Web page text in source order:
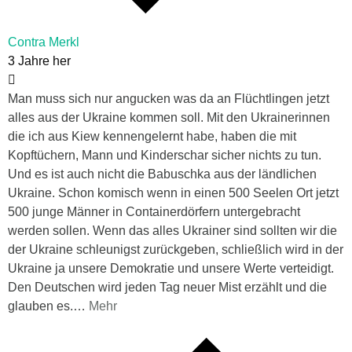
Contra Merkl
3 Jahre her
Man muss sich nur angucken was da an Flüchtlingen jetzt
alles aus der Ukraine kommen soll. Mit den Ukrainerinnen
die ich aus Kiew kennengelernt habe, haben die mit
Kopftüchern, Mann und Kinderschar sicher nichts zu tun.
Und es ist auch nicht die Babuschka aus der ländlichen
Ukraine. Schon komisch wenn in einen 500 Seelen Ort jetzt
500 junge Männer in Containerdörfern untergebracht
werden sollen. Wenn das alles Ukrainer sind sollten wir die
der Ukraine schleunigst zurückgeben, schließlich wird in der
Ukraine ja unsere Demokratie und unsere Werte verteidigt.
Den Deutschen wird jeden Tag neuer Mist erzählt und die
glauben es.… Mehr